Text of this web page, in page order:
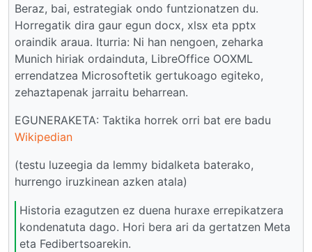
Beraz, bai, estrategiak ondo funtzionatzen du.
Horregatik dira gaur egun docx, xlsx eta pptx
oraindik araua. Iturria: Ni han nengoen, zeharka
Munich hiriak ordainduta, LibreOffice OOXML
errendatzea Microsoftetik gertukoago egiteko,
zehaztapenak jarraitu beharrean.
EGUNERAKETA: Taktika horrek orri bat ere badu
Wikipedian
(testu luzeegia da lemmy bidalketa baterako,
hurrengo iruzkinean azken atala)
Historia ezagutzen ez duena huraxe errepikatzera
kondenatuta dago. Hori bera ari da gertatzen Meta
eta Fedibertsoarekin.